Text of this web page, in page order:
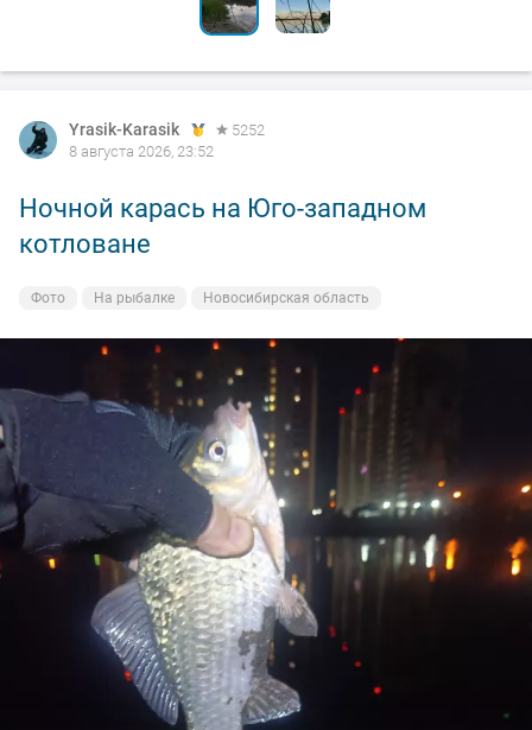
Yrasik-Karasik
5252
8 августа 2026, 23:52
Ночной карась на Юго-западном
котловане
Фото На рыбалке Новосибирская область